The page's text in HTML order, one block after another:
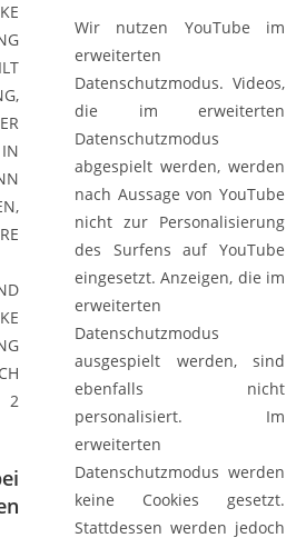
2
Wir nutzen YouTube im
erweiterten
Datenschutzmodus. Videos,
die im erweiterten
Datenschutzmodus
abgespielt werden, werden
nach Aussage von YouTube
nicht zur Personalisierung
des Surfens auf YouTube
eingesetzt. Anzeigen, die im
erweiterten
Datenschutzmodus
ausgespielt werden, sind
ebenfalls nicht
personalisiert. Im
erweiterten
Datenschutzmodus werden
keine Cookies gesetzt.
Stattdessen werden jedoch